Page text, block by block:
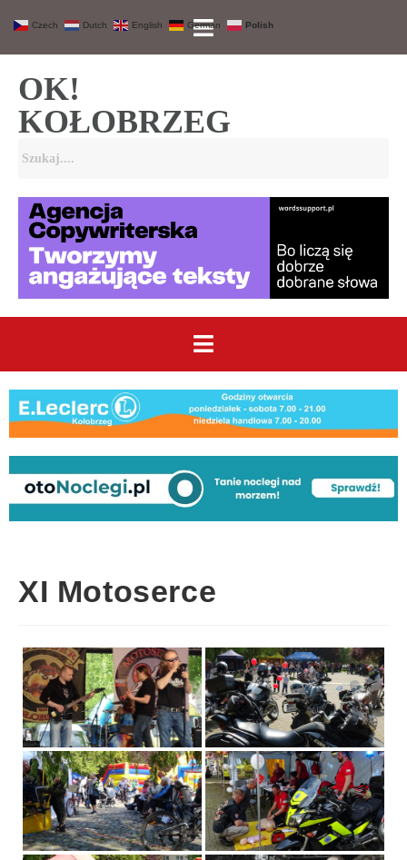
OK!
KOŁOBRZEG
XI Motoserce
Czech Dutch English German Polish